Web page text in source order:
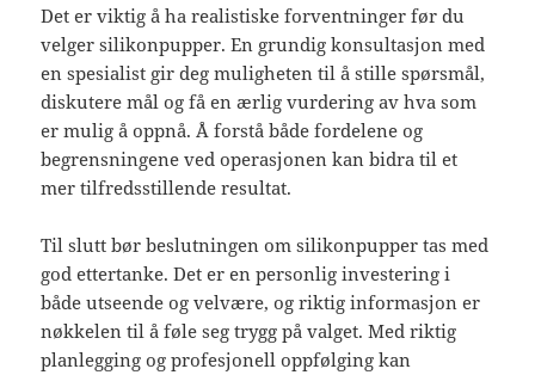
Det er viktig å ha realistiske forventninger før du
velger silikonpupper. En grundig konsultasjon med
en spesialist gir deg muligheten til å stille spørsmål,
diskutere mål og få en ærlig vurdering av hva som
er mulig å oppnå. Å forstå både fordelene og
begrensningene ved operasjonen kan bidra til et
mer tilfredsstillende resultat.
Til slutt bør beslutningen om silikonpupper tas med
god ettertanke. Det er en personlig investering i
både utseende og velvære, og riktig informasjon er
nøkkelen til å føle seg trygg på valget. Med riktig
planlegging og profesjonell oppfølging kan